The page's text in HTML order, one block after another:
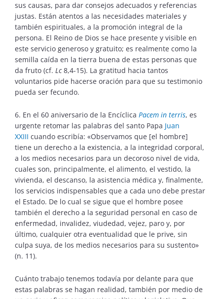
sus causas, para dar consejos adecuados y referencias
justas. Están atentos a las necesidades materiales y
también espirituales, a la promoción integral de la
persona. El Reino de Dios se hace presente y visible en
este servicio generoso y gratuito; es realmente como la
semilla caída en la tierra buena de estas personas que
da fruto (cf. Lc8,4-15). La gratitud hacia tantos
voluntarios pide hacerse oración para que su testimonio
pueda ser fecundo.
6. En el 60 aniversario de la Encíclica Pacem in terris, es
urgente retomar las palabras del santo Papa Juan
XXIII cuando escribía: «Observamos que [el hombre]
tiene un derecho a la existencia, a la integridad corporal,
a los medios necesarios para un decoroso nivel de vida,
cuales son, principalmente, el alimento, el vestido, la
vivienda, el descanso, la asistencia médica y, finalmente,
los servicios indispensables que a cada uno debe prestar
el Estado. De lo cual se sigue que el hombre posee
también el derecho a la seguridad personal en caso de
enfermedad, invalidez, viudedad, vejez, paro y, por
último, cualquier otra eventualidad que le prive, sin
culpa suya, de los medios necesarios para su sustento»
(n. 11).
Cuánto trabajo tenemos todavía por delante para que
estas palabras se hagan realidad, también por medio de